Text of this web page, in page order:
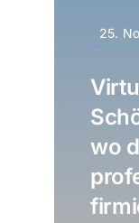
25.
wo